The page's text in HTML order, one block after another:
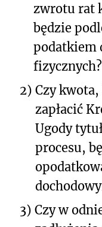
zwrotu rat
będzie
podatkiem
fizycznych?
2) Czy
zapłacić
Ugody
procesu,
3) Czy w